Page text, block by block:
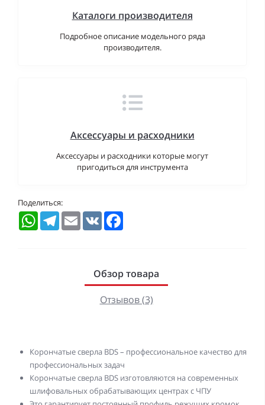
Каталоги производителя
Подробное описание модельного ряда
производителя.
Аксессуары и расходники
Аксессуары и расходники которые могут
пригодиться для инструмента
Поделиться:
WhatsAppTelegramEmail VK
Обзор товара
Отзывов (3)
Корончатые сверла BDS – профессиональное качество для
профессиональных задач
Корончатые сверла BDS изготовляются на современных
шлифовальных обрабатывающих центрах с ЧПУ